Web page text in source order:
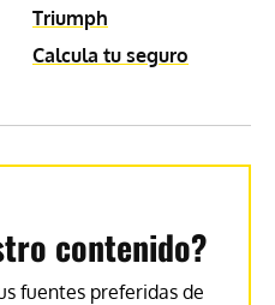
Triumph
Calcula tu seguro
contenido?
fuentes preferidas de